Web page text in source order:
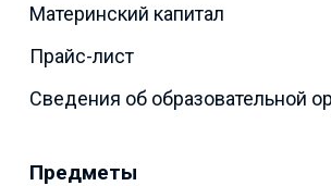
Материнский капитал
Прайс-лист
Сведения об образовательной
Предметы